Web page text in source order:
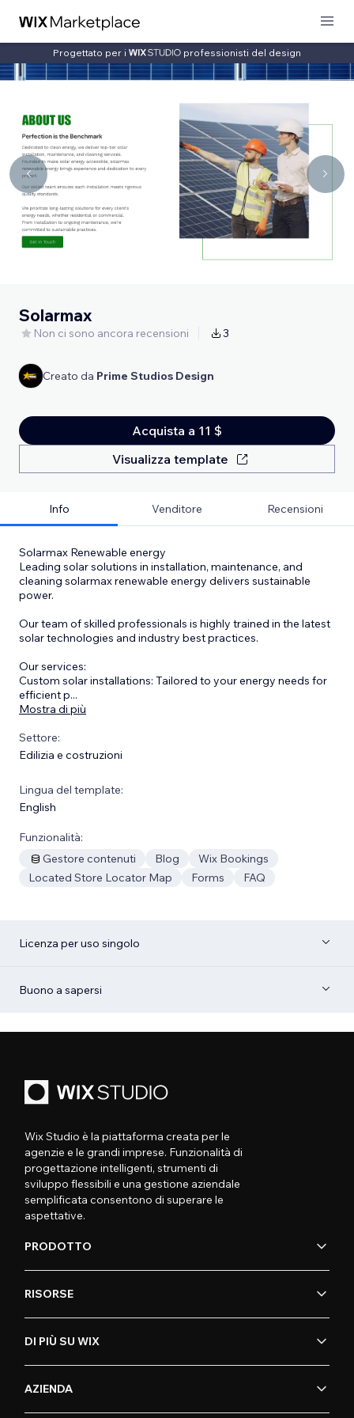
Progettato per i professionisti del design
Solarmax
Non ci sono ancora recensioni 3
Creato da Prime Studios Design
Acquista a 11 $
Visualizza template
Info Venditore Recensioni
Solarmax Renewable energy
Leading solar solutions in installation, maintenance, and
cleaning solarmax renewable energy delivers sustainable
power.
Our team of skilled professionals is highly trained in the latest
solar technologies and industry best practices.
Our services:
Custom solar installations: Tailored to your energy needs for
efficient p...
Mostra di più
Settore:
Edilizia e costruzioni
Lingua del template:
English
Funzionalità:
Gestore contenuti
Blog
Wix Bookings
Located Store Locator Map
Forms FAQ
Licenza per uso singolo
Buono a sapersi
Wix Studio è la piattaforma creata per le
agenzie e le grandi imprese. Funzionalità di
progettazione intelligenti, strumenti di
sviluppo flessibili e una gestione aziendale
semplificata consentono di superare le
aspettative.
PRODOTTO
RISORSE
DI PIÙ SU WIX
AZIENDA